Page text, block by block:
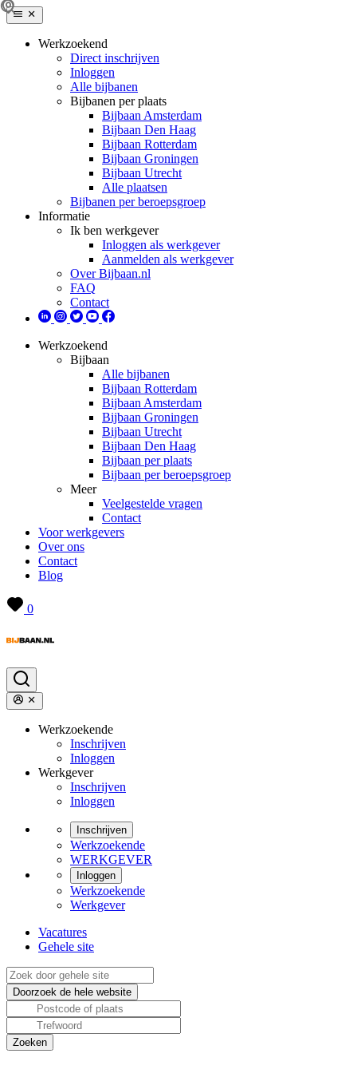
Werkzoekend
Direct inschrijven
Inloggen
Alle bijbanen
Bijbanen per plaats
Bijbaan Amsterdam
Bijbaan Den Haag
Bijbaan Rotterdam
Bijbaan Groningen
Bijbaan Utrecht
Alle plaatsen
Bijbanen per beroepsgroep
Informatie
Ik ben werkgever
Inloggen als werkgever
Aanmelden als werkgever
Over Bijbaan.nl
FAQ
Contact
Werkzoekend
Bijbaan
Alle bijbanen
Bijbaan Rotterdam
Bijbaan Amsterdam
Bijbaan Groningen
Bijbaan Utrecht
Bijbaan Den Haag
Bijbaan per plaats
Bijbaan per beroepsgroep
Meer
Veelgestelde vragen
Contact
Voor werkgevers
Over ons
Contact
Blog
0
Werkzoekende
Inschrijven
Inloggen
Werkgever
Inschrijven
Inloggen
Inschrijven
Werkzoekende
WERKGEVER
Inloggen
Werkzoekende
Werkgever
Vacatures
Gehele site